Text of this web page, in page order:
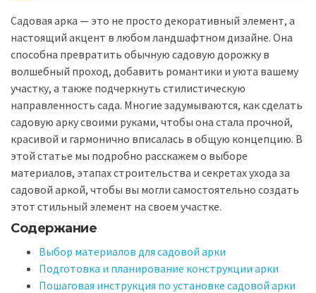
Садовая арка — это не просто декоративный элемент, а
настоящий акцент в любом ландшафтном дизайне. Она
способна превратить обычную садовую дорожку в
волшебный проход, добавить романтики и уюта вашему
участку, а также подчеркнуть стилистическую
направленность сада. Многие задумываются, как сделать
садовую арку своими руками, чтобы она стала прочной,
красивой и гармонично вписалась в общую концепцию. В
этой статье мы подробно расскажем о выборе
материалов, этапах строительства и секретах ухода за
садовой аркой, чтобы вы могли самостоятельно создать
этот стильный элемент на своем участке.
Содержание
Выбор материалов для садовой арки
Подготовка и планирование конструкции арки
Пошаговая инструкция по установке садовой арки